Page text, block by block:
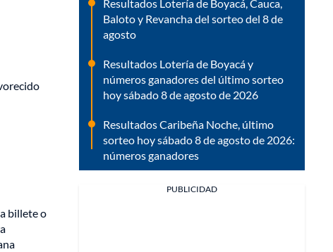
billete o
Resultados Lotería de Boyacá, Cauca,
Baloto y Revancha del sorteo del 8 de
agosto
Resultados Lotería de Boyacá y
números ganadores del último sorteo
hoy sábado 8 de agosto de 2026
Resultados Caribeña Noche, último
sorteo hoy sábado 8 de agosto de 2026:
números ganadores
PUBLICIDAD